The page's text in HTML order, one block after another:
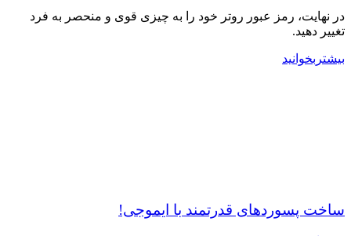
در نهایت، رمز عبور روتر خود را به چیزی قوی و منحصر به فرد
تغییر دهید.
بیشتربخوانید
ساخت پسوردهای قدرتمند با ایموجی!